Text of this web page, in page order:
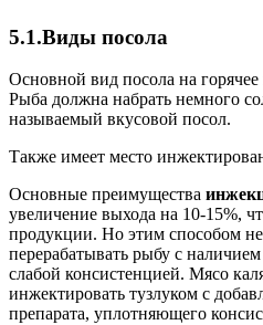
5.1.Виды посола
Основной вид посола на
Рыба должна набрать немного
называемый вкусовой посол.
Также имеет место
Основные преимущества
увеличение выхода на 10-15%,
продукции. Но этим способом не
перерабатывать рыбу с
слабой консистенцией. Мясо
инжектировать тузлуком с
препарата, уплотняющего